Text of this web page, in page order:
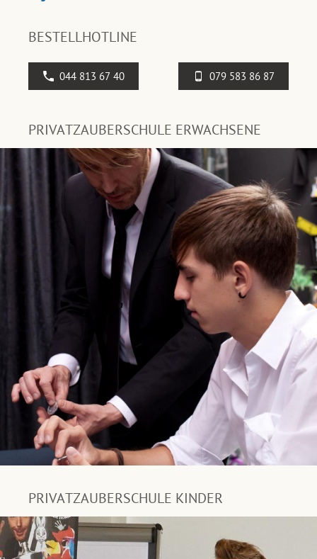
BESTELLHOTLINE
044 813 67 40 079 583 86 87
PRIVATZAUBERSCHULE ERWACHSENE
PRIVATZAUBERSCHULE KINDER